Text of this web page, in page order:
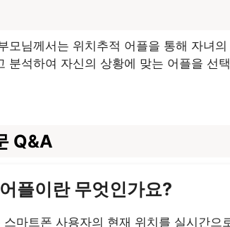
모님께서는 위치추적 어플을 통해 자녀
분석하여 자신의 상황에 맞는 어플을 선
Q&A
플이란 무엇인가요?
스마트폰 사용자의 현재 위치를 실시간